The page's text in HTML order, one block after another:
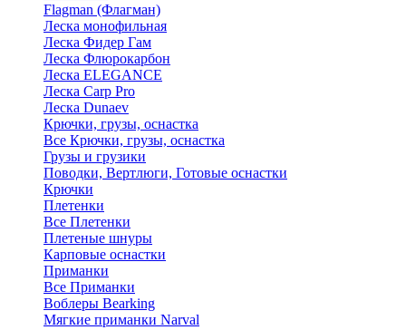
Flagman (Флагман)
Леска монофильная
Леска Фидер Гам
Леска Флюрокарбон
Леска ELEGANCE
Леска Carp Pro
Леска Dunaev
Крючки, грузы, оснастка
Все Крючки, грузы, оснастка
Грузы и грузики
Поводки, Вертлюги, Готовые оснастки
Крючки
Плетенки
Все Плетенки
Плетеные шнуры
Карповые оснастки
Приманки
Все Приманки
Воблеры Bearking
Мягкие приманки Narval